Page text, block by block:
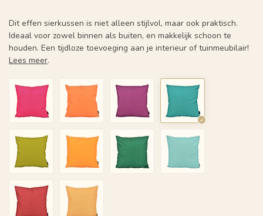
Dit effen sierkussen is niet alleen stijlvol, maar ook praktisch.
Ideaal voor zowel binnen als buiten, en makkelijk schoon te
houden. Een tijdloze toevoeging aan je interieur of tuinmeubilair!
Lees meer.